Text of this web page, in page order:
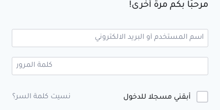
مرحبًا بكم مرة أخرى!
Alternative:
أبقني مسجلا للدخول نسيت كلمة السر؟